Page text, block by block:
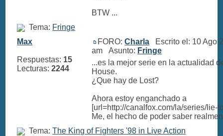
BTW ...
Tema: Fringe
Max
Respuestas: 15
Lecturas:2244
FORO:Charla Escrito el: 10 Ago
am Asunto: Fringe
...es la mejor serie en la actualidad
House.
¿Que hay de Lost?
Ahora estoy enganchado a
[url=http://canalfox.com/la/series/lie-
Me, el hecho de poder saber
Tema:The King of Fighters '98 in Live Action